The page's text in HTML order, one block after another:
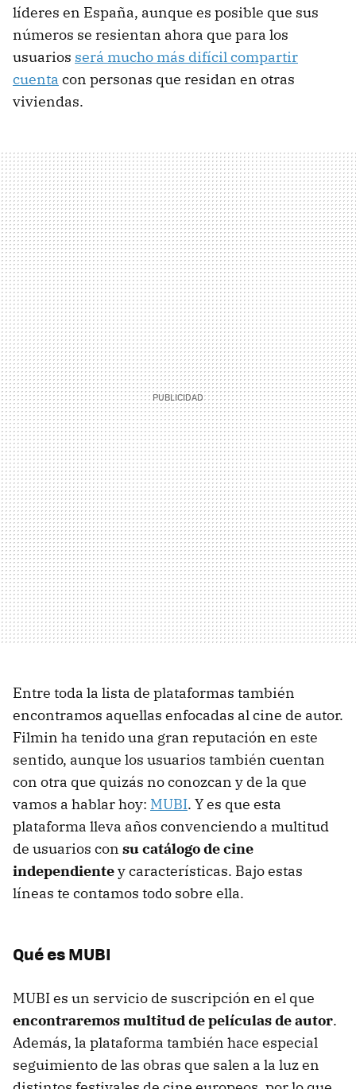
líderes en España, aunque es posible que sus
números se resientan ahora que para los
usuarios será mucho más difícil compartir
cuenta con personas que residan en otras
viviendas.
Entre toda la lista de plataformas también
encontramos aquellas enfocadas al cine de autor.
Filmin ha tenido una gran reputación en este
sentido, aunque los usuarios también cuentan
con otra que quizás no conozcan y de la que
vamos a hablar hoy: MUBI. Y es que esta
plataforma lleva años convenciendo a multitud
de usuarios con su catálogo de cine
independientey características. Bajo estas
líneas te contamos todo sobre ella.
Qué es MUBI
MUBI es un servicio de suscripción en el que
encontraremos multitud de películas de autor.
Además, la plataforma también hace especial
seguimiento de las obras que salen a la luz en